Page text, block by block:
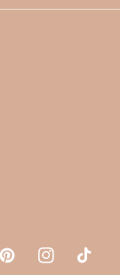
PinterestInstagramTikTok